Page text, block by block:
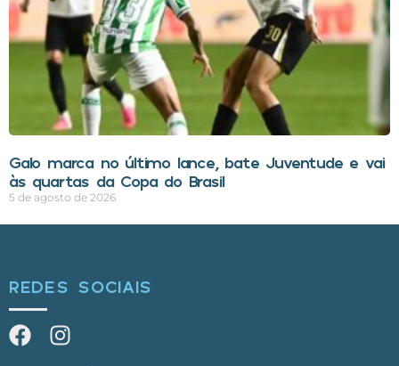
Galo marca no último lance, bate Juventude e vai
às quartas da Copa do Brasil
5 de agosto de 2026
REDES SOCIAIS